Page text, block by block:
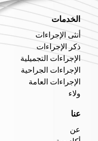
الخدمات
أنثى الإجراءات
ذكر الإجراءات
الإجراءات التجميلية
الإجراءات الجراحية
الإجراءات العامة
ولاء
عنا
عن